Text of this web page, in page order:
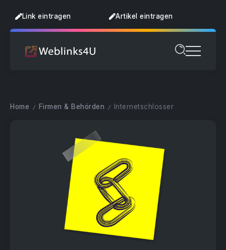
Link eintragen Artikel eintragen
Home / Firmen & Behörden / Internetschlosser